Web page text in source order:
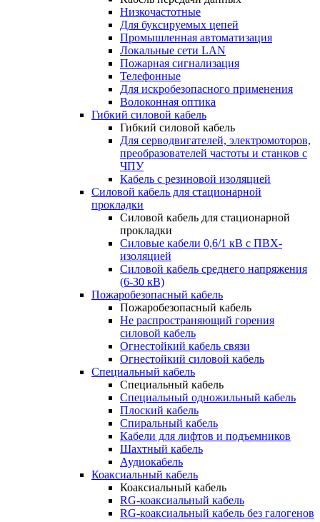
Низкочастотные
Для буксируемых цепей
Промышленная автоматизация
Локальные сети LAN
Пожарная сигнализация
Телефонные
Для искробезопасного применения
Волоконная оптика
Гибкий силовой кабель
Гибкий силовой кабель
Для серводвигателей, электромоторов,
преобразователей частоты и станков с
ЧПУ
Кабель с резиновой изоляцией
Силовой кабель для стационарной
прокладки
Силовой кабель для стационарной
прокладки
Силовые кабели 0,6/1 кВ с ПВХ-
изоляцией
Силовой кабель среднего напряжения
(6-30 кВ)
Пожаробезопасный кабель
Пожаробезопасный кабель
Не распространяющий горения
силовой кабель
Огнестойкий кабель связи
Огнестойкий силовой кабель
Специальный кабель
Специальный кабель
Специальный одножильный кабель
Плоский кабель
Спиральный кабель
Кабели для лифтов и подъемников
Шахтный кабель
Аудиокабель
Коаксиальный кабель
Коаксиальный кабель
RG-коаксиальный кабель
RG-коаксиальный кабель без галогенов